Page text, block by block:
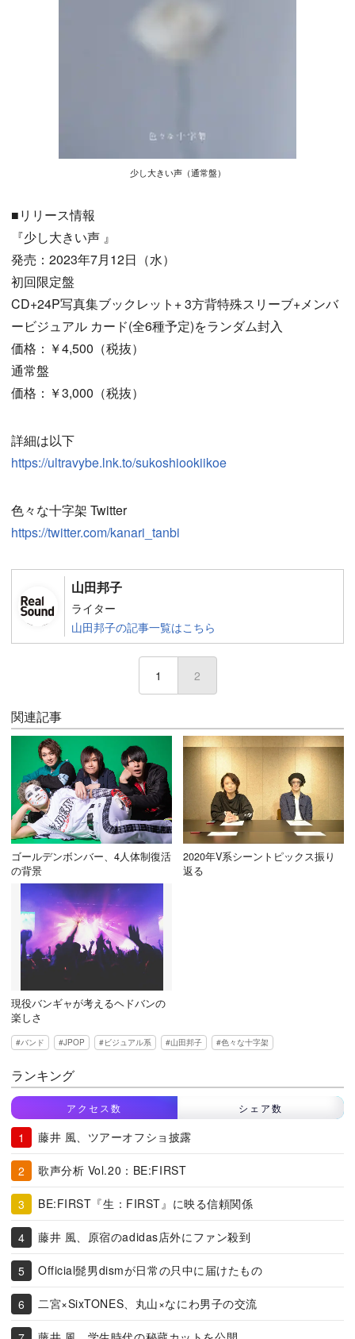
少し大きい声（通常盤）
■リリース情報
『少し大きい声 』
発売：2023年7月12日（水）
初回限定盤
CD+24P写真集ブックレット+ 3方背特殊スリーブ+メンバ
ービジュアル カード(全6種予定)をランダム封入
価格：￥4,500（税抜）
通常盤
価格：￥3,000（税抜）
詳細は以下
https://ultravybe.lnk.to/sukoshiookiikoe
色々な十字架 Twitter
https://twitter.com/kanari_tanbi
山田邦子
ライター
山田邦子の記事一覧はこちら
1 2
関連記事
ゴールデンボンバー、4人体制復活
の背景
2020年V系シーントピックス振り
返る
現役バンギャが考えるヘドバンの
楽しさ
バンド JPOP ビジュアル系 山田邦子 色々な十字架
ランキング
アクセス数 シェア数
藤井 風、ツアーオフショ披露
歌声分析 Vol.20：BE:FIRST
BE:FIRST『生：FIRST』に映る信頼関係
藤井 風、原宿のadidas店外にファン殺到
Official髭男dismが日常の只中に届けたもの
二宮×SixTONES、丸山×なにわ男子の交流